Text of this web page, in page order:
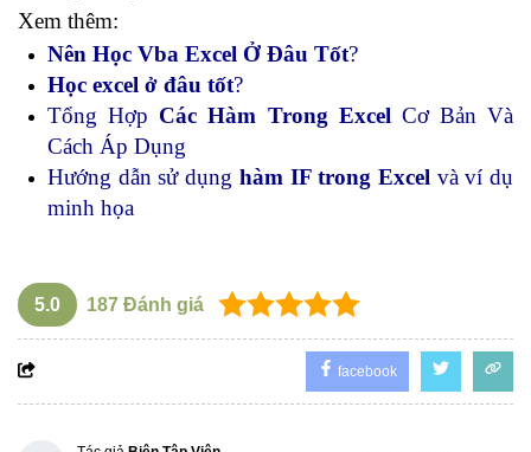
Xem thêm:
Nên Học Vba Excel Ở Đâu Tốt?
Học excel ở đâu tốt?
Tổng Hợp Các Hàm Trong Excel Cơ Bản Và
Cách Áp Dụng
Hướng dẫn sử dụng hàm IF trong Excel và ví dụ
minh họa
5.0 187 Đánh giá
facebook